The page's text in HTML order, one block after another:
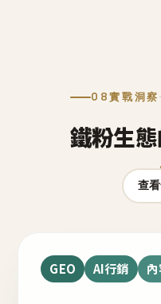
08實戰洞察
鐵粉生
查
GEO AI行銷